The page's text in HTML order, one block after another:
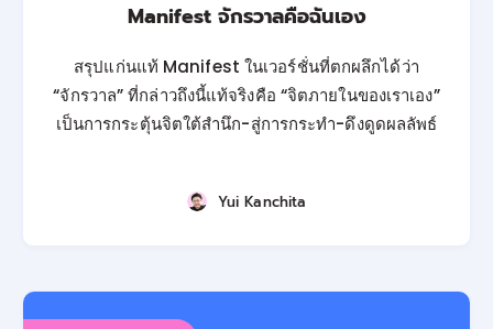
Manifest จักรวาลคือฉันเอง
สรุปแก่นแท้ Manifest ในเวอร์ชั่นที่ตกผลึกได้ว่า
“จักรวาล” ที่กล่าวถึงนี้แท้จริงคือ “จิตภายในของเราเอง”
เป็นการกระตุ้นจิตใต้สำนึก-สู่การกระทำ-ดึงดูดผลลัพธ์
Yui Kanchita